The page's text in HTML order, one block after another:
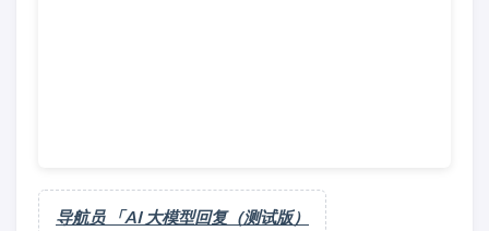
导航员 「AI 大模型回复（测试版）